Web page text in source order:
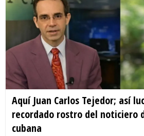
Aquí Juan Carlos Tejedor; así
recordado rostro del noticiero
cubana